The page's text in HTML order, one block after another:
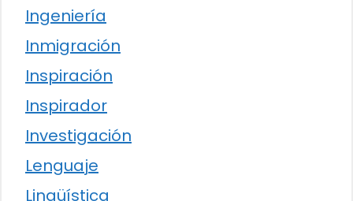
Ingeniería
Inmigración
Inspiración
Inspirador
Investigación
Lenguaje
Lingüística